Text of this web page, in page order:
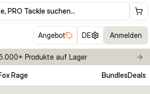
PRO Tackle suchen…
Angebot DE Anmelden
Produkte auf Lager
Rage
BundlesDeals